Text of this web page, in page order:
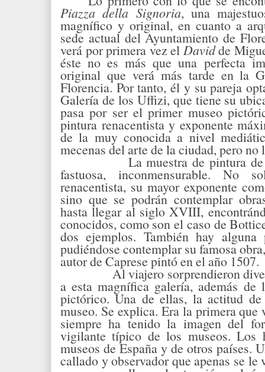
Piazza della Signoria, una
magnífico y original, en cuanto a
sede actual del Ayuntamiento de
verá por primera vez el Davidde
éste no es más que una perfecta
original que verá más tarde en la
Florencia. Por tanto, él y su pareja
Galería de los Uffizi, que tiene su
pasa por ser el primer museo
pintura renacentista y exponente
de la muy conocida a nivel
mecenas del arte de la ciudad, pero no
La muestra de pintura
fastuosa, inconmensurable. No
renacentista, su mayor exponente
sino que se podrán contemplar
hasta llegar al siglo XVIII,
conocidos, como son el caso de
dos ejemplos. También hay
pudiéndose contemplar su famosa
autor de Caprese pintó en el año 1507.
Al viajero sorprendieron
a esta magnífica galería, además de
pictórico. Una de ellas, la actitud
museo. Se explica. Era la primera
siempre ha tenido la imagen del
vigilante típico de los museos. Los
museos de España y de otros países.
callado y observador que apenas se le